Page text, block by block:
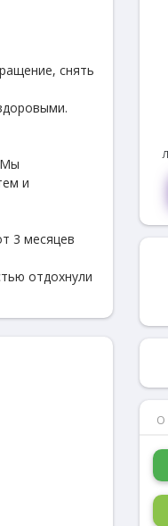
О
снять
Мы
и
3 месяцев
отдохнули